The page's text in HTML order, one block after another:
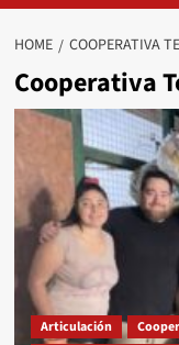
HOME COOPERATIVA
Cooperativa
Articulación